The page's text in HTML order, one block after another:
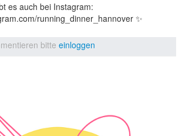
es auch bei Instagram:
running_dinner_hannover ✨
bitte einloggen